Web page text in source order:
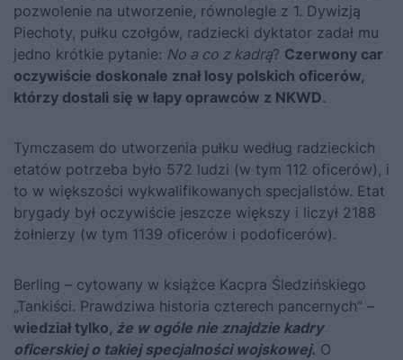
pozwolenie na utworzenie, równolegle z 1. Dywizją
Piechoty, pułku czołgów, radziecki dyktator zadał mu
jedno krótkie pytanie: No a co z kadrą? Czerwony car
oczywiście doskonale znał losy polskich oficerów,
którzy dostali się w łapy oprawców z NKWD.
Tymczasem do utworzenia pułku według radzieckich
etatów potrzeba było 572 ludzi (w tym 112 oficerów), i
to w większości wykwalifikowanych specjalistów. Etat
brygady był oczywiście jeszcze większy i liczył 2188
żołnierzy (w tym 1139 oficerów i podoficerów).
Berling – cytowany w książce Kacpra Śledzińskiego
„Tankiści. Prawdziwa historia czterech pancernych” –
wiedział tylko, że w ogóle nie znajdzie kadry
oficerskiej o takiej specjalności wojskowej. O